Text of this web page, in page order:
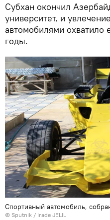
Субхан окончил
университет, и
автомобилями охватило
годы.
Спортивный автомобиль,
© Sputnik / Irade JELIL